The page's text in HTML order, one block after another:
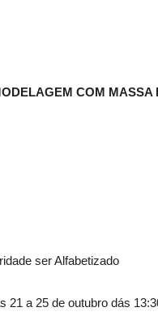
COM MASSA
ser Alfabetizado
a 25 de outubro dás